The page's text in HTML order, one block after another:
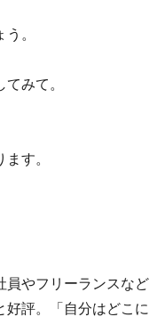
。
みて。
す。
員やフリーランスなど
好評。「自分はどこに